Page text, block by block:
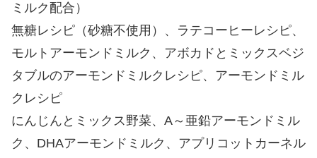
ミルク配合）
無糖レシピ（砂糖不使用）、ラテコーヒーレシピ、
モルトアーモンドミルク、アボカドとミックスベジ
タブルのアーモンドミルクレシピ、アーモンドミル
クレシピ
にんじんとミックス野菜、A～亜鉛アーモンドミル
ク、DHAアーモンドミルク、アプリコットカーネル